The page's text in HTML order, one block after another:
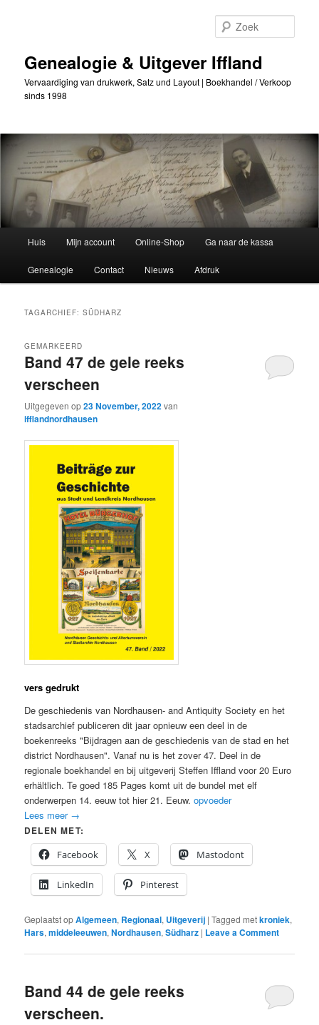
inhoudGenealogie & Uitgever Iffland
Vervaardiging van drukwerk, Satz und Layout | Boekhandel / Verkoop
sinds 1998
Huis Mijn account Online-Shop Ga naar de kassa
Genealogie Contact Nieuws Afdruk
TAGARCHIEF:SÜDHARZ
Band 47 de gele reeks
verscheen
GEMARKEERD
Uitgegeven op23 November, 2022van
ifflandnordhausen
vers gedrukt
De geschiedenis van Nordhausen- and Antiquity Society en het
stadsarchief publiceren dit jaar opnieuw een deel in de
boekenreeks "Bijdragen aan de geschiedenis van de stad en het
district Nordhausen". Vanaf nu is het zover 47. Deel in de
regionale boekhandel en bij uitgeverij Steffen Iffland voor 20 Euro
erhältlich. Te goed 185 Pages komt uit de bundel met elf
onderwerpen 14. eeuw tot hier 21. Eeuw.opvoeder
Lees meer →
DELEN MET:
Facebook
X Mastodont
LinkedIn Pinterest
Geplaatst opAlgemeen, Regionaal, Uitgeverij |Tagged metkroniek,
Hars,middeleeuwen,Nordhausen,Südharz | Leave a Comment
Band 44 de gele reeks
verscheen.